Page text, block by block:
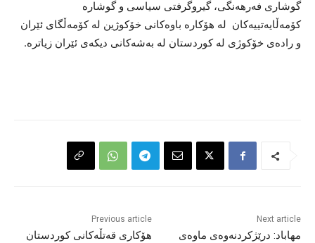
گوشاری فەرهەنگی، گیروگرفتی سیاسی و گوشارە
کۆمەڵایەتییەکان لە هۆکارە باوەکانی خۆکوژین لە کۆمەڵگای ئێران
و رادەی خۆکوژی لە کوردستان لە بەشەکانی دیکەی ئێران زیاترە.
Previous article
هۆکاری قەتڵەکانی کوردستان
Next article
مهاباد: درێژکردنەوەی ماوەی